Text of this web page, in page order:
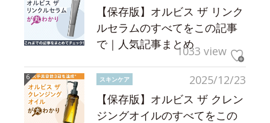
【保存版】オルビス ザ リンク
ルセラムのすべてをこの記事
で｜人気記事まとめ1033 view
2025/12/23
スキンケア
【保存版】オルビス ザ クレン
ジングオイルのすべてをこの